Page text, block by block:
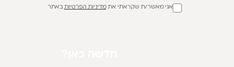
אני מאשר/ת שקראתי אתמדיניות הפרטיותבאתר